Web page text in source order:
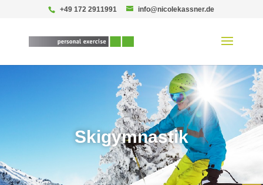
+49 172 2911991 info@nicolekassner.de
Skigymnastik